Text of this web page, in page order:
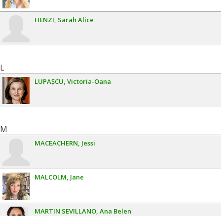
HENZI Sarah Alice
L
LUPAȘCU Victoria-Oana
M
MACEACHERN Jessi
MALCOLM Jane
MARTIN SEVILLANO Ana Belen